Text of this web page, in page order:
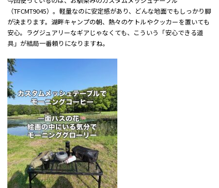
（TFCMT9045）。軽量なのに安定感があり、どんな地面でもしっかり脚
が決まります。湖畔キャンプの朝、熱々のケトルやクッカーを置いても
安心。ラグジュアリーなギアじゃなくても、こういう「安心できる道
具」が結局一番頼りになりますね。